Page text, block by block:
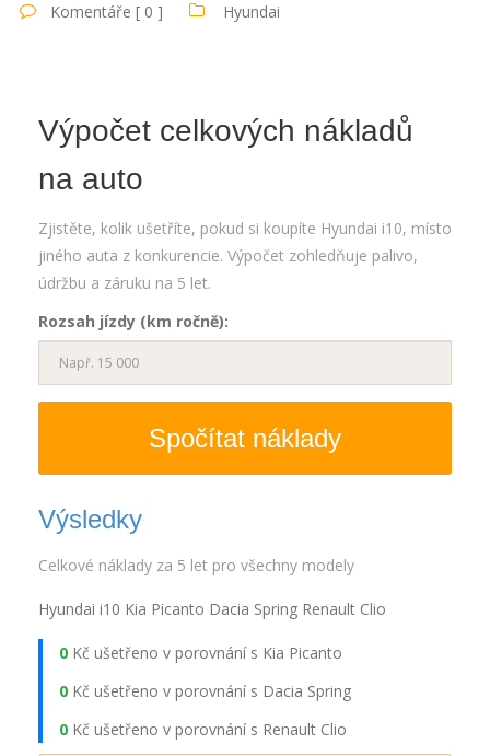
Komentáře [ 0 ]
Hyundai
Výpočet celkových nákladů
na auto
Zjistěte, kolik ušetříte, pokud si koupíte Hyundai i10, místo
jiného auta z konkurencie. Výpočet zohledňuje palivo,
údržbu a záruku na 5 let.
Rozsah jízdy (km ročně):
Spočítat náklady
Výsledky
Celkové náklady za 5 let pro všechny modely
Hyundai i10 Kia Picanto Dacia Spring Renault Clio
0 Kč ušetřeno v porovnání s Kia Picanto
0 Kč ušetřeno v porovnání s Dacia Spring
0 Kč ušetřeno v porovnání s Renault Clio